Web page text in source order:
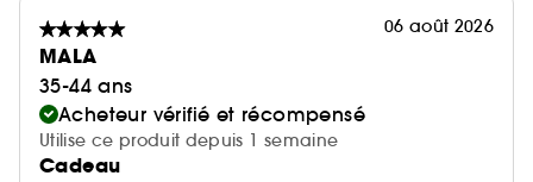
06 août 2026
MALA
35-44 ans
Acheteur vérifié et récompensé
Utilise ce produit depuis 1 semaine
Cadeau